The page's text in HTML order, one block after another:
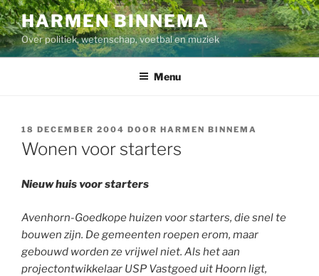
Ga
naar
de
inhoud
HARMEN BINNEMA
Over politiek, wetenschap, voetbal en muziek
Menu
GEPLAATST
OP
18 DECEMBER 2004 DOOR HARMEN BINNEMA
Wonen voor starters
Nieuw huis voor starters
Avenhorn-Goedkope huizen voor starters, die snel te
bouwen zijn. De gemeenten roepen erom, maar
gebouwd worden ze vrijwel niet. Als het aan
projectontwikkelaar USP Vastgoed uit Hoorn ligt,